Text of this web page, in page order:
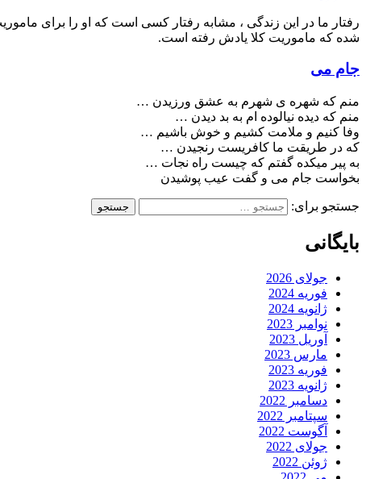
رفتار ما در این زندگی ، مشابه رفتار کسی است که او را برای
شده که ماموریت کلا یادش رفته است.
جام می
منم که شهره ی شهرم به عشق ورزیدن …
منم که دیده نیالوده ام به بد دیدن …
وفا کنیم و ملامت کشیم و خوش باشیم …
که در طریقت ما کافریست رنجیدن …
به پیر میکده گفتم که چیست راه نجات …
بخواست جام می و گفت عیب پوشیدن
جستجو برای:
بایگانی
جولای 2026
فوریه 2024
ژانویه 2024
نوامبر 2023
آوریل 2023
مارس 2023
فوریه 2023
ژانویه 2023
دسامبر 2022
سپتامبر 2022
آگوست 2022
جولای 2022
ژوئن 2022